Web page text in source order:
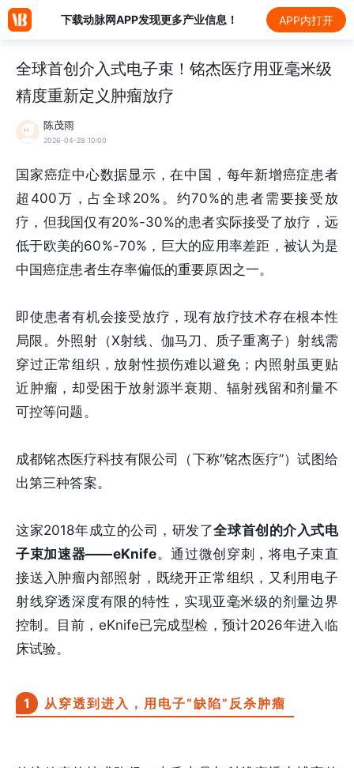
下载动脉网APP发现更多产业信息！ APP内打开
全球首创介入式电子束！铭杰医疗用亚毫米级
精度重新定义肿瘤放疗
陈茂雨
2026-04-28 10:00
国家癌症中心数据显示，在中国，每年新增癌症患者
超400万，占全球20%。约70%的患者需要接受放
疗，但我国仅有20%-30%的患者实际接受了放疗，远
低于欧美的60%-70%，巨大的应用率差距，被认为是
中国癌症患者生存率偏低的重要原因之一。
即使患者有机会接受放疗，现有放疗技术存在根本性
局限。外照射（X射线、伽马刀、质子重离子）射线需
穿过正常组织，放射性损伤难以避免；内照射虽更贴
近肿瘤，却受困于放射源半衰期、辐射残留和剂量不
可控等问题。
成都铭杰医疗科技有限公司（下称“铭杰医疗”）试图给
出第三种答案。
这家2018年成立的公司，研发了全球首创的介入式电
子束加速器——eKnife。通过微创穿刺，将电子束直
接送入肿瘤内部照射，既绕开正常组织，又利用电子
射线穿透深度有限的特性，实现亚毫米级的剂量边界
控制。目前，eKnife已完成型检，预计2026年进入临
床试验。
1 从穿透到进入，用电子“缺陷”反杀肿瘤